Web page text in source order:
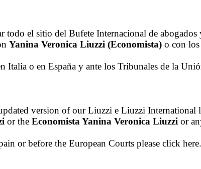
todo el sitio del Bufete Internacional de
Yanina Veronica Liuzzi (Economista) o con
Italia o en España y ante los Tribunales de la
version of our Liuzzi e Liuzzi
or the Economista Yanina Veronica Liuzzi or
or before the European Courts please click here.